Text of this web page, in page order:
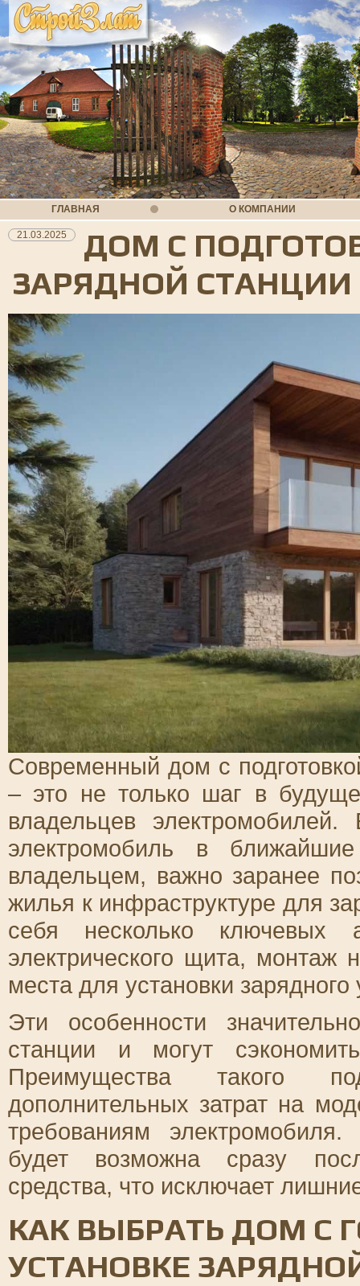
ГЛАВНАЯ О КОМПАНИИ
21.03.2025
ДОМ С
ЗАРЯДНОЙ
Современный дом с
– это не только шаг в
владельцев
электромобиль в
владельцем, важно заранее
жилья к инфраструктуре для
себя несколько ключевых
электрического щита, монтаж
места для установки зарядного
Эти особенности
станции и могут
Преимущества такого
дополнительных затрат на
требованиям электромобиля.
будет возможна сразу
средства, что исключает
КАК ВЫБРАТЬ ДОМ С
УСТАНОВКЕ